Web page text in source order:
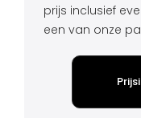
prijs inclusief
een van onze